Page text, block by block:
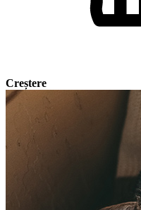
Creștere